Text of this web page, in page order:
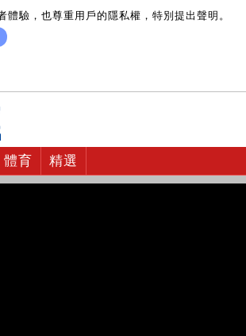
驗，也尊重用戶的隱私權，特別提出聲明。
體育 精選